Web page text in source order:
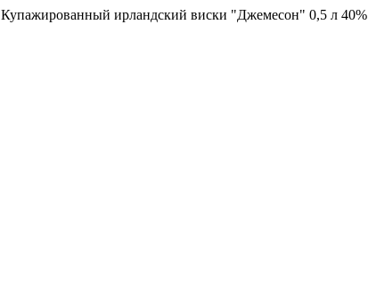
Купажированный ирландский виски "Джемесон" 0,5 л 40%